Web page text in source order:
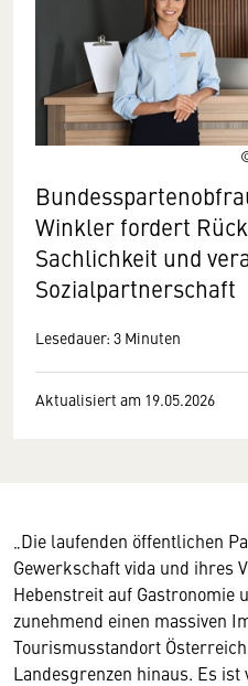
Winkler fordert
Sachlichkeit und
Sozialpartnerschaft
Lesedauer: 3 Minuten
Aktualisiert am 19.05.2026
„Die laufenden öffentlichen
Gewerkschaft vida und ihres
Hebenstreit auf Gastronomie
zunehmend einen massiven
Tourismusstandort
Landesgrenzen hinaus. Es